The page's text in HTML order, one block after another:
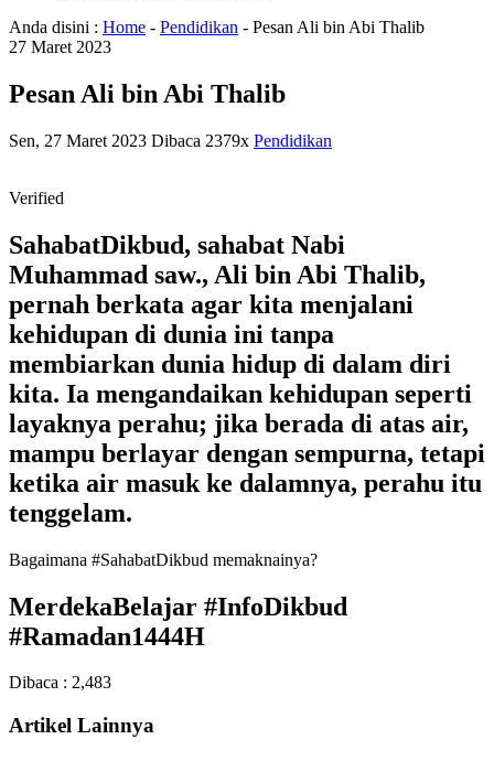
Anda disini : Home - Pendidikan - Pesan Ali bin Abi Thalib
27 Maret 2023
Pesan Ali bin Abi Thalib
Sen, 27 Maret 2023 Dibaca 2379x Pendidikan
Verified
SahabatDikbud, sahabat Nabi
Muhammad saw., Ali bin Abi Thalib,
pernah berkata agar kita menjalani
kehidupan di dunia ini tanpa
membiarkan dunia hidup di dalam diri
kita. Ia mengandaikan kehidupan seperti
layaknya perahu; jika berada di atas air,
mampu berlayar dengan sempurna, tetapi
ketika air masuk ke dalamnya, perahu itu
tenggelam.
Bagaimana #SahabatDikbud memaknainya?
MerdekaBelajar #InfoDikbud
#Ramadan1444H
Dibaca : 2,483
Artikel Lainnya